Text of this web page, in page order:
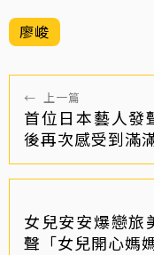
廖峻
← 上一篇
首位日本藝人發
後再次感受到滿
女兒安安爆戀
聲「女兒開心媽